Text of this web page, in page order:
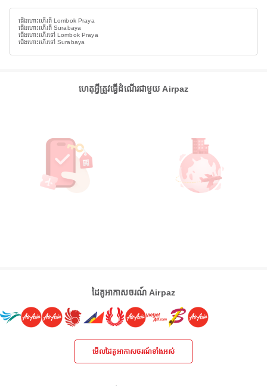
ជើងហោះហើរពី Lombok Praya
ជើងហោះហើរពី Surabaya
ជើងហោះហើរទៅ Lombok Praya
ជើងហោះហើរទៅ Surabaya
ហេតុអ្វីត្រូវធ្វើដំណើរជាមួយ Airpaz
ដៃគូអាកាសចរណ៍ Airpaz
មើលដៃគូអាកាសចរណ៍ទាំងអស់